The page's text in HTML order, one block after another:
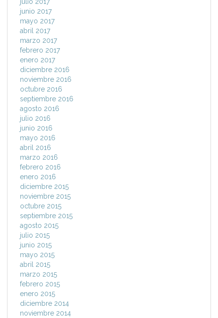
junio 2017
mayo 2017
abril 2017
marzo 2017
febrero 2017
enero 2017
diciembre 2016
noviembre 2016
octubre 2016
septiembre 2016
agosto 2016
julio 2016
junio 2016
mayo 2016
abril 2016
marzo 2016
febrero 2016
enero 2016
diciembre 2015
noviembre 2015
octubre 2015
septiembre 2015
agosto 2015
julio 2015
junio 2015
mayo 2015
abril 2015
marzo 2015
febrero 2015
enero 2015
diciembre 2014
noviembre 2014